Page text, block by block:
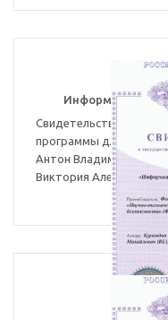
Свидетельство о
программы для ЭВМ №
Антон Владимирович,
Виктория